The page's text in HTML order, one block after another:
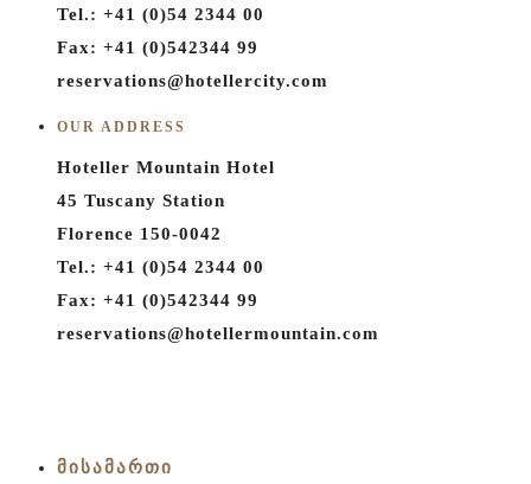
Tel.: +41 (0)54 2344 00
Fax: +41 (0)542344 99
reservations@hotellercity.com
OUR ADDRESS
Hoteller Mountain Hotel
45 Tuscany Station
Florence 150-0042
Tel.: +41 (0)54 2344 00
Fax: +41 (0)542344 99
reservations@hotellermountain.com
ᲛᲘᲡᲐᲛᲐᲠᲗᲘ